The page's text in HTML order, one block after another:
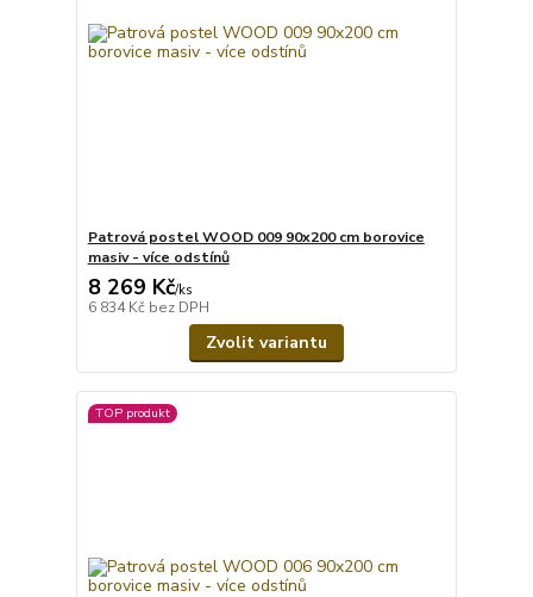
Patrová postel WOOD 009 90x200 cm borovice
masiv - více odstínů
8 269 Kč/ks
6 834 Kč bez DPH
Zvolit variantu
TOP produkt